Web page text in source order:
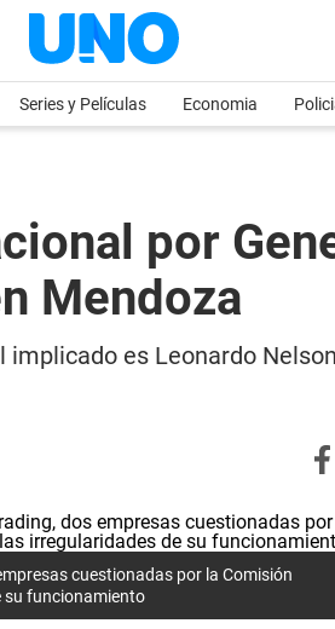
Series y Películas Economia
por
Mendoza
es Leonardo
cuestionadas por la Comisión
su funcionamiento